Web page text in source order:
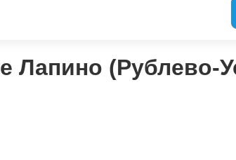
Лапино (Рублево-